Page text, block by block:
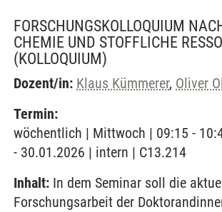
FORSCHUNGSKOLLOQUIUM
CHEMIE UND STOFFLICHE
(KOLLOQUIUM)
Dozent/in: Klaus Kümmerer, Oliver
Termin:
wöchentlich | Mittwoch | 09:15 -
- 30.01.2026 | intern | C13.214
Inhalt: In dem Seminar soll die
Forschungsarbeit der